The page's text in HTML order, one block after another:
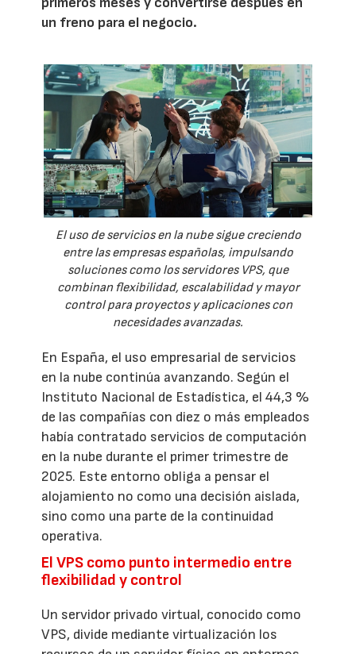
un freno para el negocio.
El uso de servicios en la nube sigue creciendo
entre las empresas españolas, impulsando
soluciones como los servidores VPS, que
combinan flexibilidad, escalabilidad y mayor
control para proyectos y aplicaciones con
necesidades avanzadas.
En España, el uso empresarial de servicios
en la nube continúa avanzando. Según el
Instituto Nacional de Estadística, el 44,3 %
de las compañías con diez o más empleados
había contratado servicios de computación
en la nube durante el primer trimestre de
2025. Este entorno obliga a pensar el
alojamiento no como una decisión aislada,
sino como una parte de la continuidad
operativa.
El VPS como punto intermedio entre
flexibilidad y control
Un servidor privado virtual, conocido como
VPS, divide mediante virtualización los